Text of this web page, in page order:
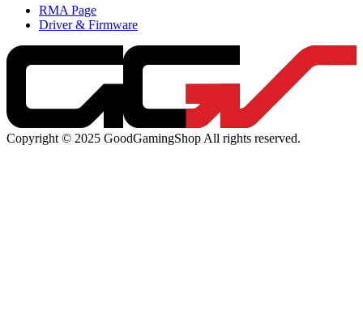
RMA Page
Driver & Firmware
Copyright © 2025 GoodGamingShop All rights reserved.